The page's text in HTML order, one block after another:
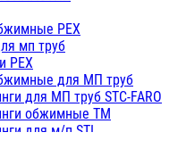
ПП белые
Фитинги ПП белые
Фитинги ППс металл.белые
PE-RT
ПП водопровод белые
ПП водопровод серые
армированные
армированные
PEX
мп труб
PEX
для МП труб
для МП труб STC-FARO
обжимные ТМ
для м/п STI
для МП труб TITAN